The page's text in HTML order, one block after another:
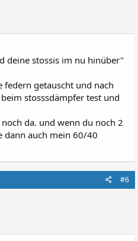
deine stossis im nu hinüber"
federn getauscht und nach
stosssdämpfer test und
da. und wenn du noch 2
dann auch mein 60/40
#6